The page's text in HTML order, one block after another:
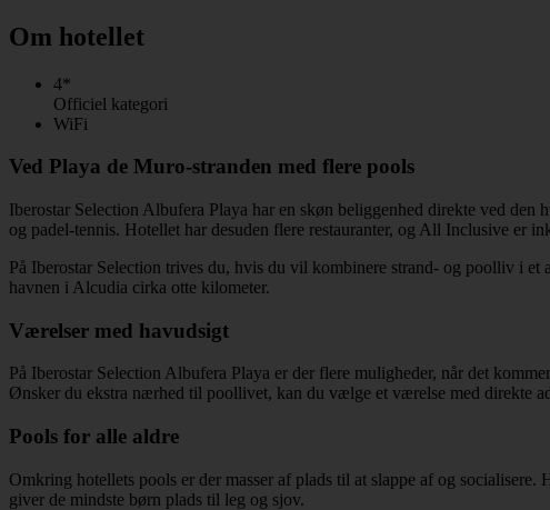
Om hotellet
4*
Officiel kategori
WiFi
Ved Playa de Muro-stranden med flere pools
Iberostar Selection Albufera Playa har en skøn beliggenhed direkte ved
og padel-tennis. Hotellet har desuden flere restauranter, og All Inclusive er
På Iberostar Selection trives du, hvis du vil kombinere strand- og poolliv i
havnen i Alcudia cirka otte kilometer.
Værelser med havudsigt
På Iberostar Selection Albufera Playa er der flere muligheder, når det
Ønsker du ekstra nærhed til poollivet, kan du vælge et værelse med direkte
Pools for alle aldre
Omkring hotellets pools er der masser af plads til at slappe af og
giver de mindste børn plads til leg og sjov.